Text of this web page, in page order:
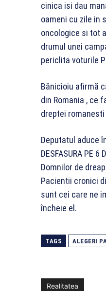
cinica isi dau
oameni cu zile in
oncologice si tot
drumul unei
periclita voturile
Bănicioiu afirmă
din Romania , ce
dreptei
Deputatul aduce
DESFASURA PE 6
Domnilor de
Pacientii cronici
sunt cei care ne
încheie el.
TAGS ALEGERI
Realitatea